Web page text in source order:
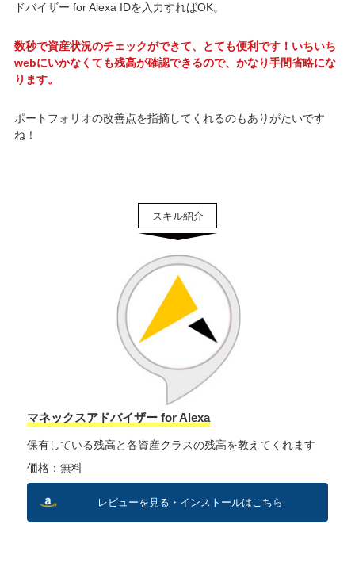
ドバイザー for Alexa IDを入力すればOK。
数秒で資産状況のチェックができて、とても便利です！いちいち
webにいかなくても残高が確認できるので、かなり手間省略にな
ります。
ポートフォリオの改善点を指摘してくれるのもありがたいです
ね！
マネックスアドバイザー for Alexa
保有している残高と各資産クラスの残高を教えてくれます
価格：無料
レビューを見る・インストールはこちら